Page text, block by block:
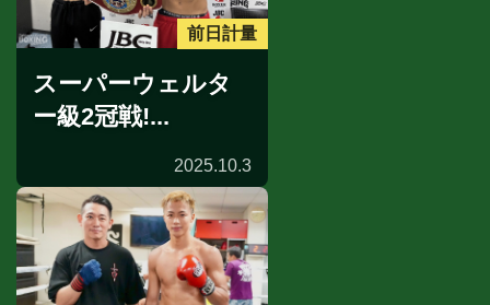
前日計量
スーパーウェルタ
ー級2冠戦!...
2025.10.3